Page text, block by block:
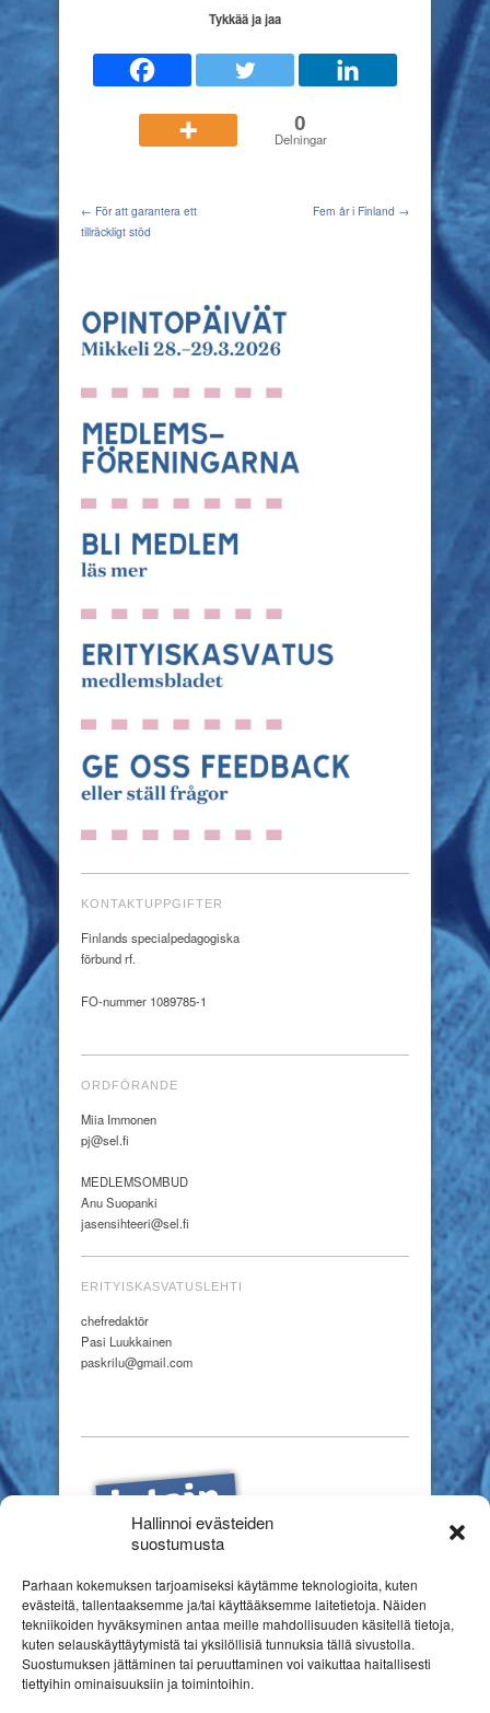
Hallinnoi evästeiden
suostumusta
Parhaan kokemuksen tarjoamiseksi käytämme teknologioita, kuten
evästeitä, tallentaaksemme ja/tai käyttääksemme laitetietoja. Näiden
tekniikoiden hyväksyminen antaa meille mahdollisuuden käsitellä tietoja,
kuten selauskäyttäytymistä tai yksilöllisiä tunnuksia tällä sivustolla.
Suostumuksen jättäminen tai peruuttaminen voi vaikuttaa haitallisesti
tiettyihin ominaisuuksiin ja toimintoihin.
Tykkää ja jaa
0
Delningar
← För att garantera ett
tillräckligt stöd
Fem år i Finland →
KONTAKTUPPGIFTER
Finlands specialpedagogiska
förbund rf.
FO-nummer 1089785-1
ORDFÖRANDE
Miia Immonen
pj@sel.fi
MEDLEMSOMBUD
Anu Suopanki
jasensihteeri@sel.fi
ERITYISKASVATUSLEHTI
chefredaktör
Pasi Luukkainen
paskrilu@gmail.com